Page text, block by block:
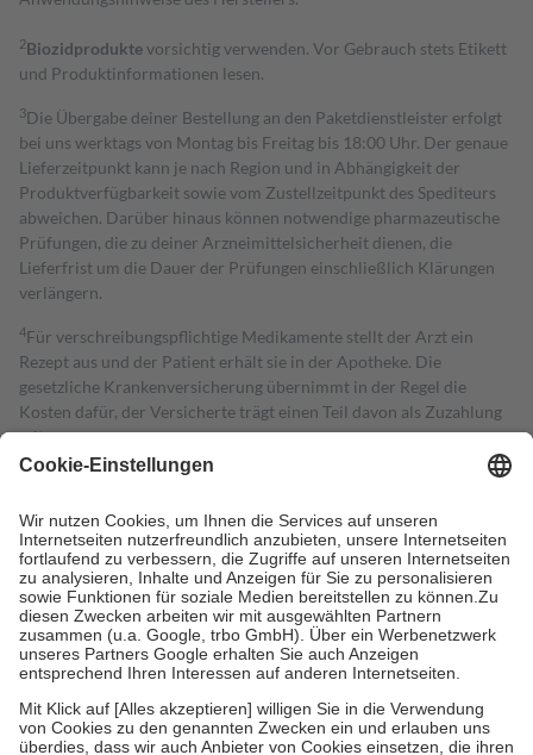
2Biozidproduktevorsichtig verwenden. Vor Gebrauch stets Etikett
und Produktinformationen lesen.
3Die Übergabe deiner Bestellung an den Paketdienstleister erfolgt
bei uns werktags von Montag bis Freitag bis 18:00 Uhr. Der genaue
Lieferzeitpunkt kann je nach Region und in Abhängigkeit der
Produktverfügbarkeit sowie vom Zustellzeitpunkt des Spediteurs
abweichen. Darüber hinaus können notwendige pharmazeutische
Prüfungen, die zu deiner Arzneimittelsicherheit dienen, die
Lieferfrist um die Dauer der Prüfungen einschließlich Klärungen
verlängern.
4Für verschreibungspflichtige Medikamente stellt der Arzt ein
Rezept aus und der Patient erhält sie in der Apotheke. Die
gesetzliche Krankenversicherung übernimmt in der Regel die
Kosten dafür, der Versicherte trägt einen Teil davon als Zuzahlung
mit.
Grundsätzlich leisten Mitglieder Zuzahlungen in Höhe von zehn
höchstens zehn Euro.
Es sind jedoch nie mehr als die tatsächlichen
Kosten der Leistung zu entrichten.
Diese Regeln gelten grundsätzlich auch für Online-Apotheken.
Bei Heilmitteln und häuslicher Krankenpflege beträgt die
Zuzahlung zehn Prozent der Kosten sowie zehn Euro je
Verordnung.
Um das Engagement der Versicherten für ihre eigene Gesundheit zu
stärken und die besondere Stellung der Familie zu unterstützen,
fallenkeine Zuzahlungenan bei:
• Kindern und Jugendlichen bis zum vollendeten 18. Lebensjahr